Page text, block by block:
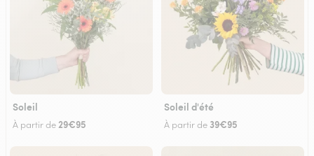
Soleil
À partir de 29€95
Soleil d'été
À partir de 39€95